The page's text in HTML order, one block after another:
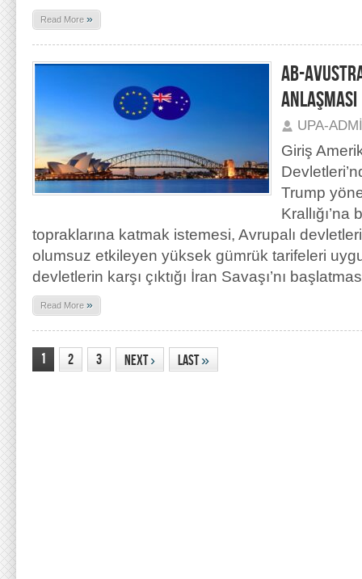
Read More »
AB-
ANLAŞMASI
UPA-
Giriş
Trump
Krallığı’na
topraklarına katmak istemesi, Avrupalı
olumsuz etkileyen yüksek gümrük tarifeleri
devletlerin karşı çıktığı İran Savaşı’nı
Read More »
1 2 3 Next› Last»